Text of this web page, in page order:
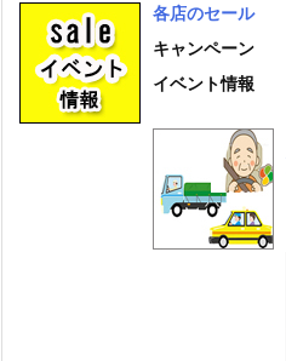
各店のセール
キャンペーン
イベント情報